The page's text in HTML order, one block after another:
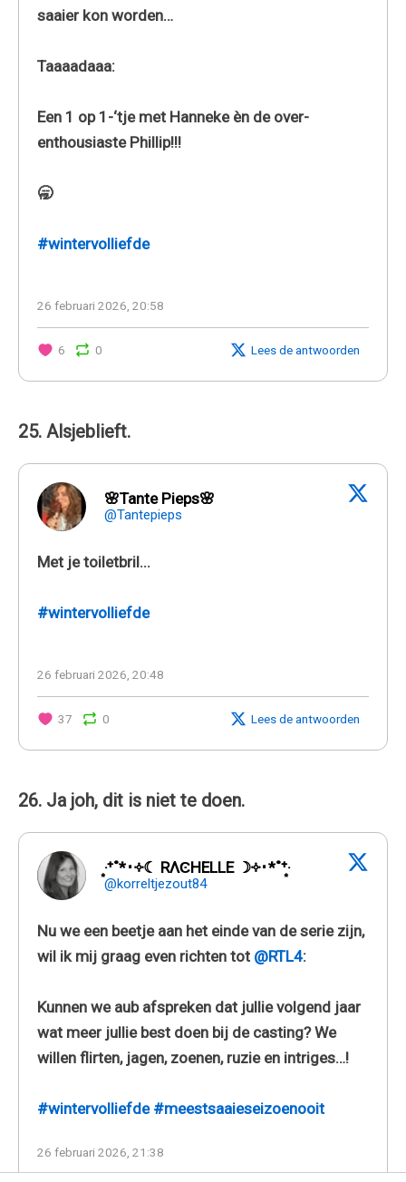
saaier kon worden…
Taaaadaaa:
Een 1 op 1-‘tje met Hanneke èn de over-
enthousiaste Phillip!!!
🥱
#wintervolliefde
26 februari 2026, 20:58
6 0 Lees de antwoorden
25. Alsjeblieft.
🌸Tante Pieps🌸
@Tantepieps
Met je toiletbril...
#wintervolliefde
26 februari 2026, 20:48
37 0 Lees de antwoorden
26. Ja joh, dit is niet te doen.
‧͙⁺˚*･༓☾ RΛϾHELLE ☽༓･*˚⁺‧͙
@korreltjezout84
Nu we een beetje aan het einde van de serie zijn,
wil ik mij graag even richten tot @RTL4:
Kunnen we aub afspreken dat jullie volgend jaar
wat meer jullie best doen bij de casting? We
willen flirten, jagen, zoenen, ruzie en intriges…!
#wintervolliefde #meestsaaieseizoenooit
26 februari 2026, 21:38